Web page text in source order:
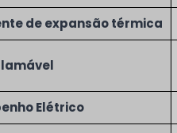
de expansão térmica
Elétrico